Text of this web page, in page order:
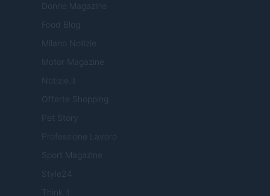
Donne Magazine
Food Blog
Milano Notizie
Motor Magazine
Notizie.it
Offerte Shopping
Pet Story
Professione Lavoro
Sport Magazine
Style24
Think.it